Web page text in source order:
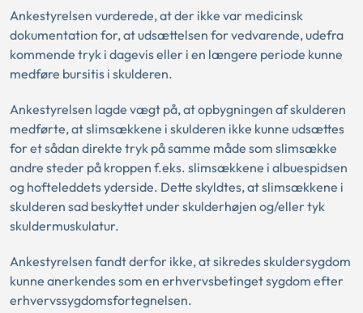
Ankestyrelsen vurderede, at der ikke var medicinsk
dokumentation for, at udsættelsen for vedvarende, udefra
kommende tryk i dagevis eller i en længere periode kunne
medføre bursitis i skulderen.
Ankestyrelsen lagde vægt på, at opbygningen af skulderen
medførte, at slimsækkene i skulderen ikke kunne udsættes
for et sådan direkte tryk på samme måde som slimsække
andre steder på kroppen f.eks. slimsækkene i albuespidsen
og hofteleddets yderside. Dette skyldtes, at slimsækkene i
skulderen sad beskyttet under skulderhøjen og/eller tyk
skuldermuskulatur.
Ankestyrelsen fandt derfor ikke, at sikredes skuldersygdom
kunne anerkendes som en erhvervsbetinget sygdom efter
erhvervssygdomsfortegnelsen.